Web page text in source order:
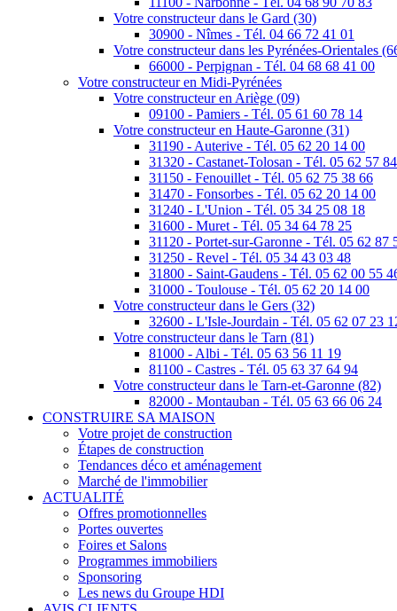
Votre constructeur dans le Gard (30)
30900 - Nîmes - Tél. 04 66 72 41 01
Votre constructeur dans les Pyrénées-Orientales
66000 - Perpignan - Tél. 04 68 68 41 00
Votre constructeur en Midi-Pyrénées
Votre constructeur en Ariège (09)
09100 - Pamiers - Tél. 05 61 60 78 14
Votre constructeur en Haute-Garonne (31)
31190 - Auterive - Tél. 05 62 20 14 00
31320 - Castanet-Tolosan - Tél. 05 62 57
31150 - Fenouillet - Tél. 05 62 75 38 66
31470 - Fonsorbes - Tél. 05 62 20 14 00
31240 - L'Union - Tél. 05 34 25 08 18
31600 - Muret - Tél. 05 34 64 78 25
31120 - Portet-sur-Garonne - Tél. 05 62 87
31250 - Revel - Tél. 05 34 43 03 48
31800 - Saint-Gaudens - Tél. 05 62 00 55
31000 - Toulouse - Tél. 05 62 20 14 00
Votre constructeur dans le Gers (32)
32600 - L'Isle-Jourdain - Tél. 05 62 07 23
Votre constructeur dans le Tarn (81)
81000 - Albi - Tél. 05 63 56 11 19
81100 - Castres - Tél. 05 63 37 64 94
Votre constructeur dans le Tarn-et-Garonne (82)
82000 - Montauban - Tél. 05 63 66 06 24
CONSTRUIRE SA MAISON
Votre projet de construction
Étapes de construction
Tendances déco et aménagement
Marché de l'immobilier
ACTUALITÉ
Offres promotionnelles
Portes ouvertes
Foires et Salons
Programmes immobiliers
Sponsoring
Les news du Groupe HDI